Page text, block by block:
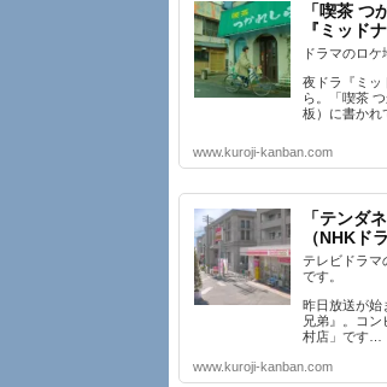
「喫茶 つ
『ミッド
ドラマのロケ
夜ドラ『ミッ
ら。「喫茶
板）に書かれ
www.kuroji-kanban.com
「テンダ
（NHKド
テレビドラマ
です。
昨日放送が始
兄弟』。コ
村店」です…
www.kuroji-kanban.com